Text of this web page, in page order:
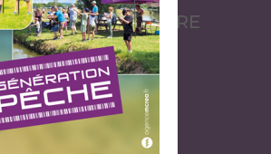
LE SILURE